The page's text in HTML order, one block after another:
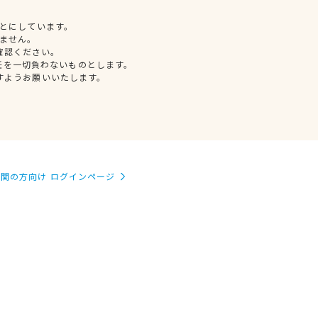
しています。
せん。
ください。
一切負わないものとします。
うお願いいたします。
の方向け ログインページ